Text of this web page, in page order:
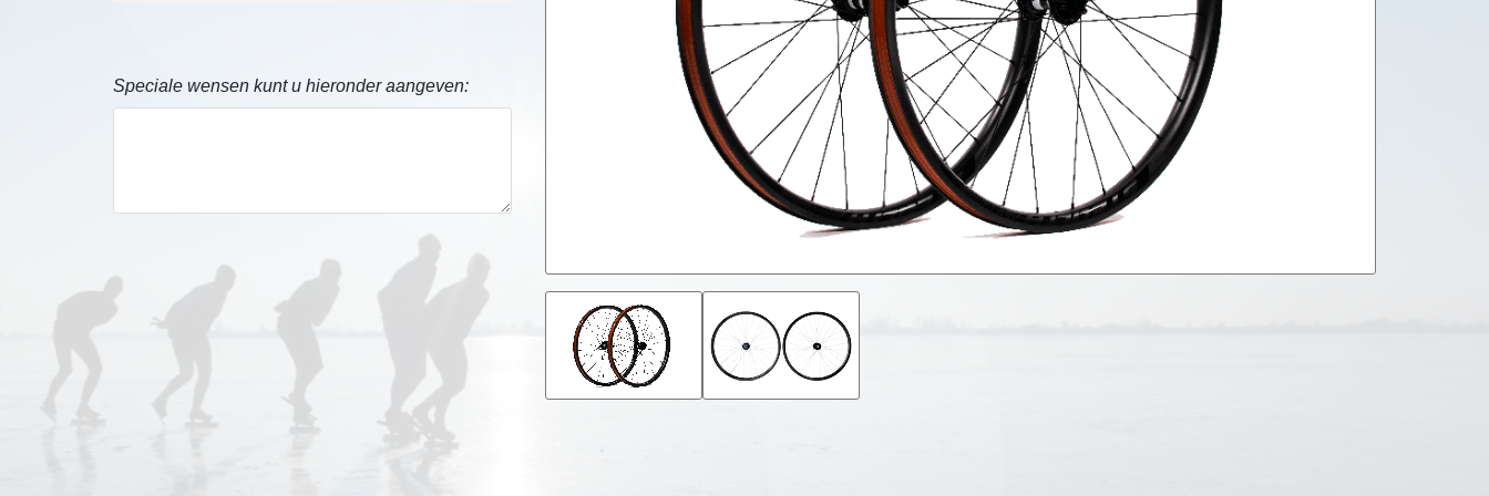
Speciale wensen kunt u hieronder aangeven: